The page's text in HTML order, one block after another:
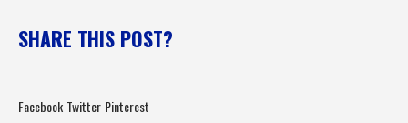
SHARE THIS POST?
Facebook Twitter Pinterest